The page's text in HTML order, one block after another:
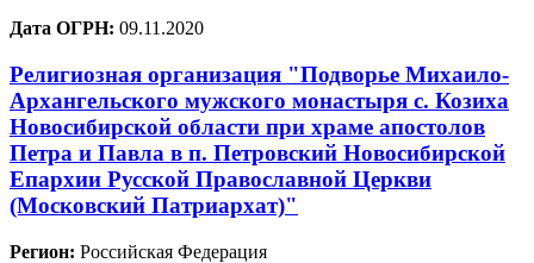
Дата ОГРН: 09.11.2020
Религиозная организация "Подворье Михаило-
Архангельского мужского монастыря с. Козиха
Новосибирской области при храме апостолов
Петра и Павла в п. Петровский Новосибирской
Епархии Русской Православной Церкви
(Московский Патриархат)"
Регион: Российская Федерация